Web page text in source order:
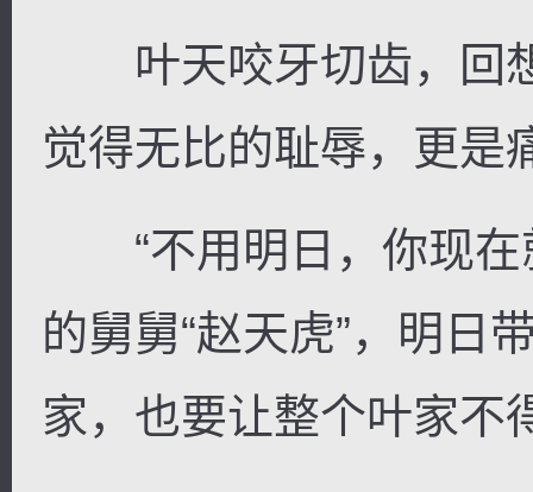
叶天咬牙切齿，回
觉得无比的耻辱，更是
“不用明日，你现在
的舅舅“赵天虎”，明日
家，也要让整个叶家不